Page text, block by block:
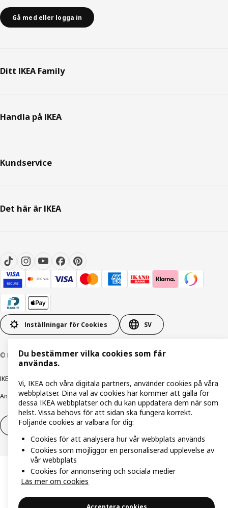
Gå med eller logga in
Ditt IKEA Family
Handla på IKEA
Kundservice
Det här är IKEA
Inställningar för Cookies SV
© Inter IKEA Systems B.V. 1999-2026
IKEA Family integritetspolicy Integritetspolicy
Cookiepolicy
Ansvarsfullt avslöjandepolicyE-postKöp- & leveransvillkor Bolagsinformation
Utöva ångerrätt Utöva ångerrätten för tjänster
Du bestämmer vilka cookies som får
användas.
Vi, IKEA och våra digitala partners, använder cookies på våra
webbplatser. Dina val av cookies här kommer att gälla för
dessa IKEA webbplatser och du kan uppdatera dem när som
helst. Vissa behövs för att sidan ska fungera korrekt.
Följande cookies är valbara för dig:
Cookies för att analysera hur vår webbplats används
Cookies som möjliggör en personaliserad upplevelse av
vår webbplats
Cookies för annonsering och sociala medier
Läs mer om cookies